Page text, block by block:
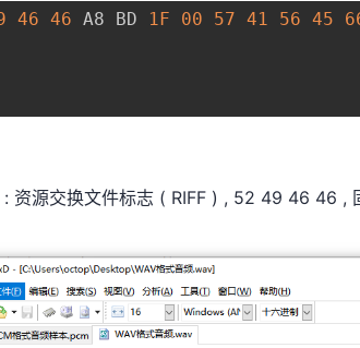
46 46 A8 BD 1F 00 57 41 56 45
: 资源交换文件标志 ( RIFF ) , 52 49 46 46 ,